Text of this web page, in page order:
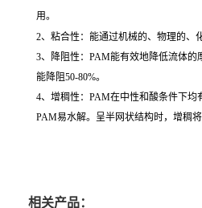
用。
2、粘合性：能通过机械的、物理的、
3、降阻性：PAM能有效地降低流体
能降阻50-80%。
4、增稠性：PAM在中性和酸条件下均
PAM易水解。呈半网状结构时，增稠将
相关产品：